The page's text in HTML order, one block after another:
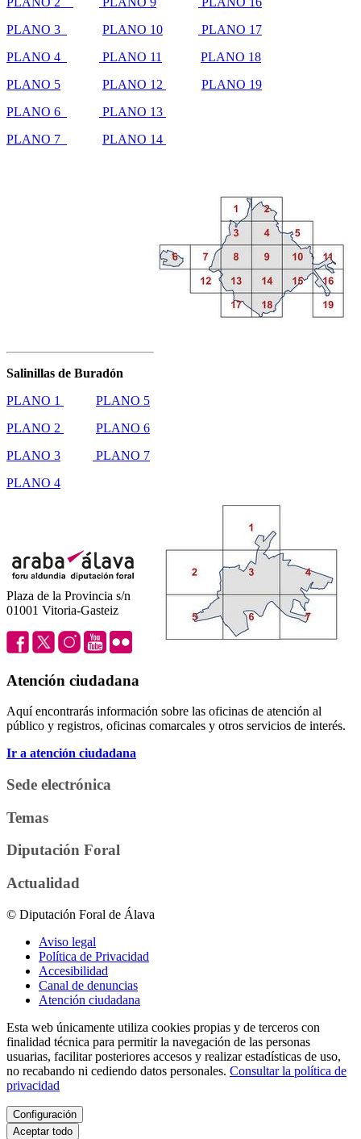
PLANO 3
PLANO 10
PLANO 17
PLANO 4
PLANO 11
PLANO 18
PLANO 5
PLANO 12
PLANO 19
PLANO 6
PLANO 13
PLANO 7
PLANO 14
Salinillas de Buradón
PLANO 1
PLANO 5
PLANO 2
PLANO 6
PLANO 3
PLANO 7
PLANO 4
Plaza de la Provincia s/n
01001 Vitoria-Gasteiz
Atención ciudadana
Aquí encontrarás información sobre las oficinas de atención al
público y registros, oficinas comarcales y otros servicios de interés.
Ir a atención ciudadana
Sede electrónica
Temas
Diputación Foral
Actualidad
© Diputación Foral de Álava
Aviso legal
Política de Privacidad
Accesibilidad
Canal de denuncias
Atención ciudadana
Esta web únicamente utiliza cookies propias y de terceros con
finalidad técnica para permitir la navegación de las personas
usuarias, facilitar posteriores accesos y realizar estadísticas de uso,
no recabando ni cediendo datos personales. Consultar la política de
privacidad
Configuración
Aceptar todo